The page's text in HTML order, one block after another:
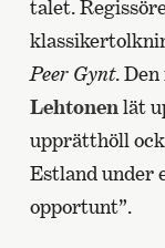
talet.
Peer Gynt.
Lehtonen lät
upprätthöll
Estland under
opportunt”.